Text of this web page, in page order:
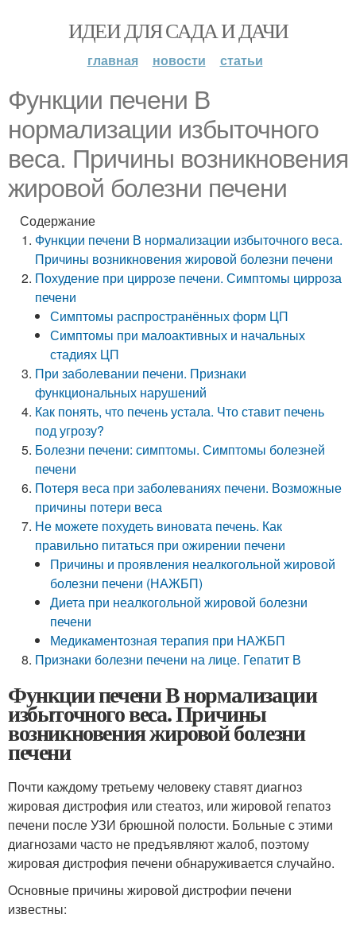
ИДЕИ ДЛЯ САДА И ДАЧИ
главная новости статьи
Функции печени В
нормализации избыточного
веса. Причины возникновения
жировой болезни печени
Содержание
Функции печени В нормализации избыточного веса.
Причины возникновения жировой болезни печени
Похудение при циррозе печени. Симптомы цирроза
печени
Симптомы распространённых форм ЦП
Симптомы при малоактивных и начальных
стадиях ЦП
При заболевании печени. Признаки
функциональных нарушений
Как понять, что печень устала. Что ставит печень
под угрозу?
Болезни печени: симптомы. Симптомы болезней
печени
Потеря веса при заболеваниях печени. Возможные
причины потери веса
Не можете похудеть виновата печень. Как
правильно питаться при ожирении печени
Причины и проявления неалкогольной жировой
болезни печени (НАЖБП)
Диета при неалкогольной жировой болезни
печени
Медикаментозная терапия при НАЖБП
Признаки болезни печени на лице. Гепатит В
Функции печени В нормализации
избыточного веса. Причины
возникновения жировой болезни
печени
Почти каждому третьему человеку ставят диагноз
жировая дистрофия или стеатоз, или жировой гепатоз
печени после УЗИ брюшной полости. Больные с этими
диагнозами часто не предъявляют жалоб, поэтому
жировая дистрофия печени обнаруживается случайно.
Основные причины жировой дистрофии печени
известны: